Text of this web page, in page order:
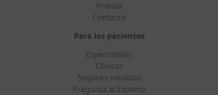
Prensa
Contacto
Para los pacientes
Especialistas
Clínicas
Seguros médicos
Pregunta al Experto